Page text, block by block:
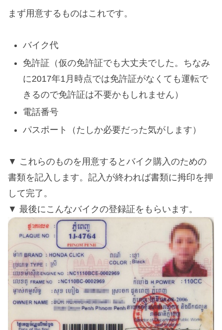
まず用意するものはこれです。
バイク代
免許証（仮の免許証でも大丈夫でした。ちなみ
に2017年1月時点では免許証がなくても運転で
きるので免許証は不要かもしれません）
電話番号
パスポート（たしか必要だった気がします）
これらのものを用意するとバイク購入のための
書類を記入します。記入が終われば書類に拇印を押
して完了。
最後にこんなバイクの登録証をもらいます。